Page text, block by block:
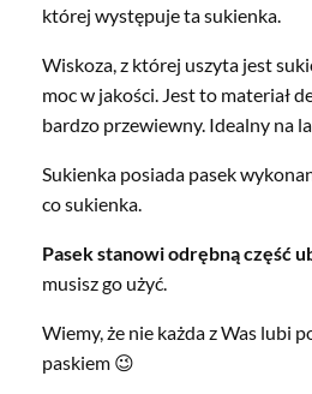
której występuje ta sukienka.
Wiskoza, z której uszyta jest
moc w jakości. Jest to materiał
bardzo przewiewny. Idealny na
Sukienka posiada pasek
co sukienka.
Pasek stanowi odrębną część
musisz go użyć.
Wiemy, że nie każda z Was lubi
paskiem 😉